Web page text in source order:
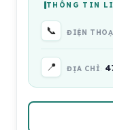
THÔNG TIN
📞 ĐIỆN
📍 ĐỊA CHỈ